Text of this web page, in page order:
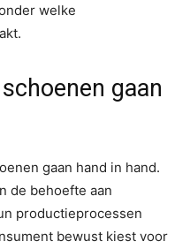
welke
gaan
gaan hand in hand.
de behoefte aan
productieprocessen
bewust kiest voor